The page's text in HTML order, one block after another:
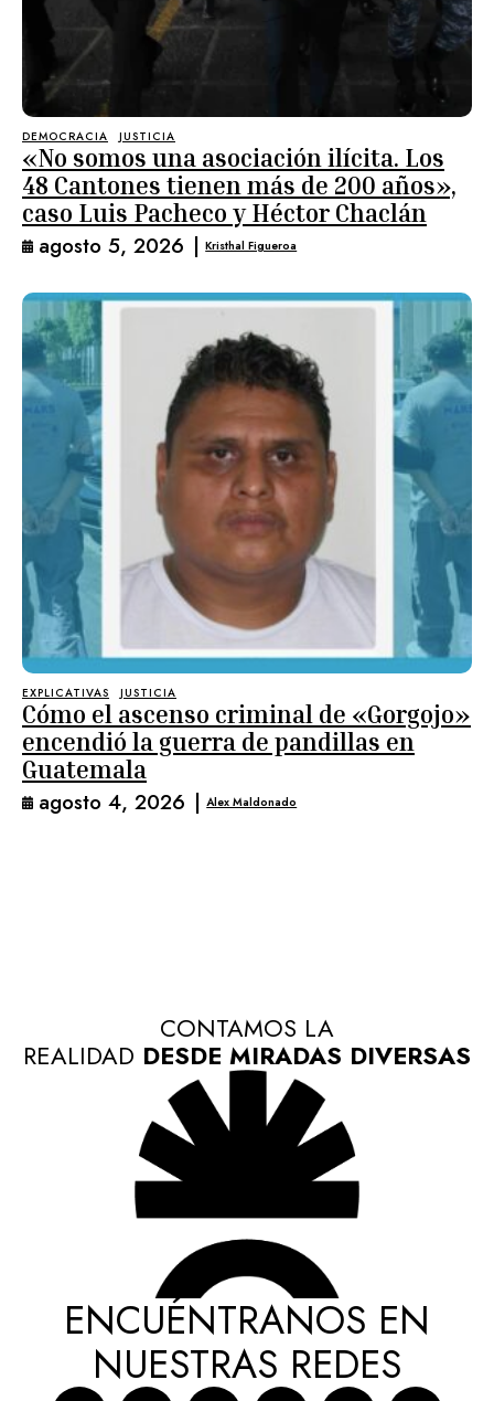
DEMOCRACIA JUSTICIA
«No somos una asociación ilícita. Los
48 Cantones tienen más de 200 años»,
caso Luis Pacheco y Héctor Chaclán
agosto 5, 2026 | Kristhal Figueroa
EXPLICATIVAS JUSTICIA
Cómo el ascenso criminal de «Gorgojo»
encendió la guerra de pandillas en
Guatemala
agosto 4, 2026 | Alex Maldonado
CONTAMOS LA
REALIDAD DESDE MIRADAS DIVERSAS
ENCUÉNTRANOS EN
NUESTRAS REDES